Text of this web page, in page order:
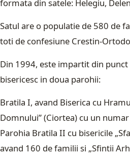
formata din satele: Helegiu,
Satul are o populatie de 580 de
toti de confesiune Crestin-
Din 1994, este impartit din
bisericesc in doua parohii:
Bratila I, avand Biserica cu
Domnului” (Ciortea) cu un
Parohia Bratila II cu bisericile
avand 160 de familii si „Sfintii